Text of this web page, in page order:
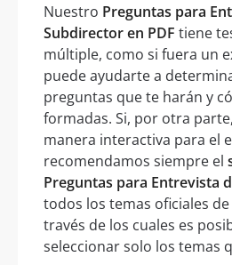
Nuestro Preguntas para
Subdirector en PDF tiene
múltiple, como si fuera un
puede ayudarte a
preguntas que te harán y
formadas. Si, por otra
manera interactiva para el
recomendamos siempre el
Preguntas para Entrevista
todos los temas oficiales
través de los cuales es
seleccionar solo los temas